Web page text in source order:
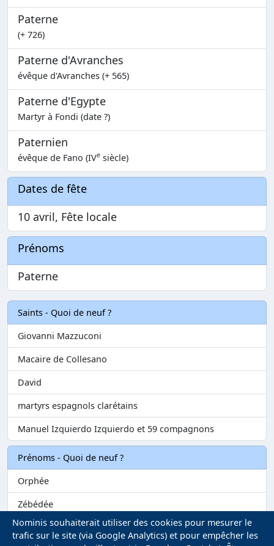
Paterne
(+ 726)
Paterne d'Avranches
évêque d'Avranches (+ 565)
Paterne d'Egypte
Martyr à Fondi (date ?)
Paternien
évêque de Fano (IVe siècle)
Dates de fête
10 avril, Fête locale
Prénoms
Paterne
Saints - Quoi de neuf ?
Giovanni Mazzuconi
Macaire de Collesano
David
martyrs espagnols clarétains
Manuel Izquierdo Izquierdo et 59 compagnons
Prénoms - Quoi de neuf ?
Orphée
Zébédée
Melvil
Nominis souhaiterait utiliser des cookies pour mesurer le
trafic sur le site (via Google Analytics) et pour empêcher les